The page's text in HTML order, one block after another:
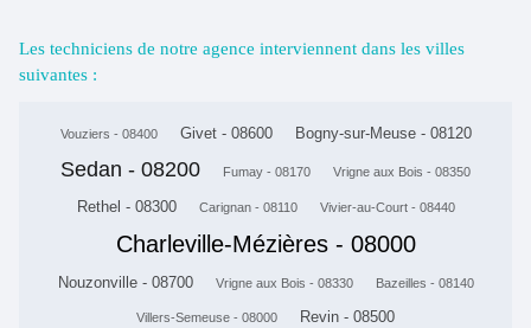
Les techniciens de notre agence interviennent dans les villes
suivantes :
Vouziers - 08400 Givet - 08600 Bogny-sur-Meuse - 08120
Sedan - 08200 Fumay - 08170 Vrigne aux Bois - 08350
Rethel - 08300 Carignan - 08110 Vivier-au-Court - 08440
Charleville-Mézières - 08000
Nouzonville - 08700 Vrigne aux Bois - 08330 Bazeilles - 08140
Villers-Semeuse - 08000 Revin - 08500